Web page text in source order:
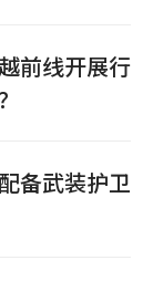
前线开展行
备武装护卫